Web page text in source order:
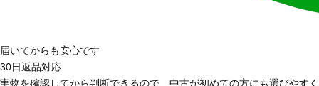
届いてからも安心です
30日返品対応
実物を確認してから判断できるので、中古が初めての方にも選びやす